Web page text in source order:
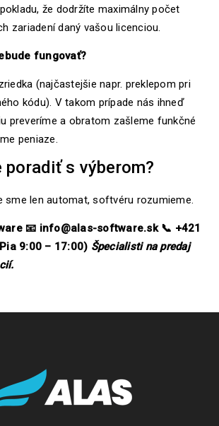
že dodržíte maximálny počet
zariadení daný vašou licenciou.
fungovať?
(najčastejšie napr. preklepom pri
kódu). V takom prípade nás ihneď
preveríme a obratom zašleme funkčné
peniaze.
s výberom?
sme len automat, softvéru rozumieme.
📧 info@alas-software.sk 📞 +421
9:00 – 17:00) Špecialisti na predaj